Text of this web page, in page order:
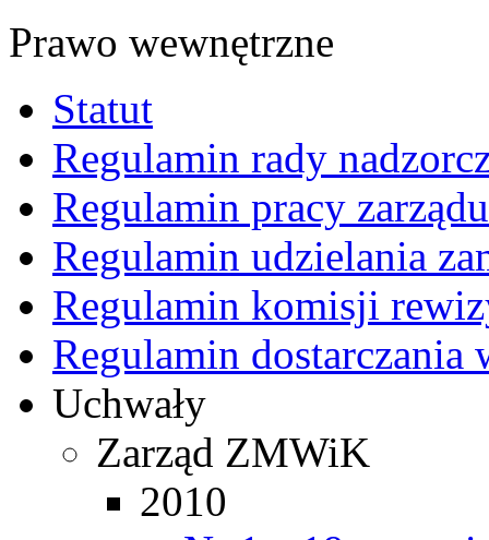
Prawo wewnętrzne
Statut
Regulamin rady
Regulamin pracy zarządu
Regulamin udzielania
Regulamin komisji
Regulamin
Uchwały
Zarząd ZMWiK
2010